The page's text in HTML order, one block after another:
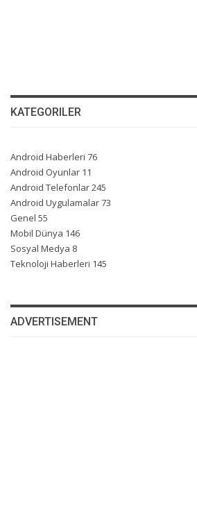
KATEGORILER
Android Haberleri 76
Android Oyunlar 11
Android Telefonlar245
Android Uygulamalar73
Genel 55
Mobil Dünya 146
Sosyal Medya 8
Teknoloji Haberleri 145
ADVERTISEMENT